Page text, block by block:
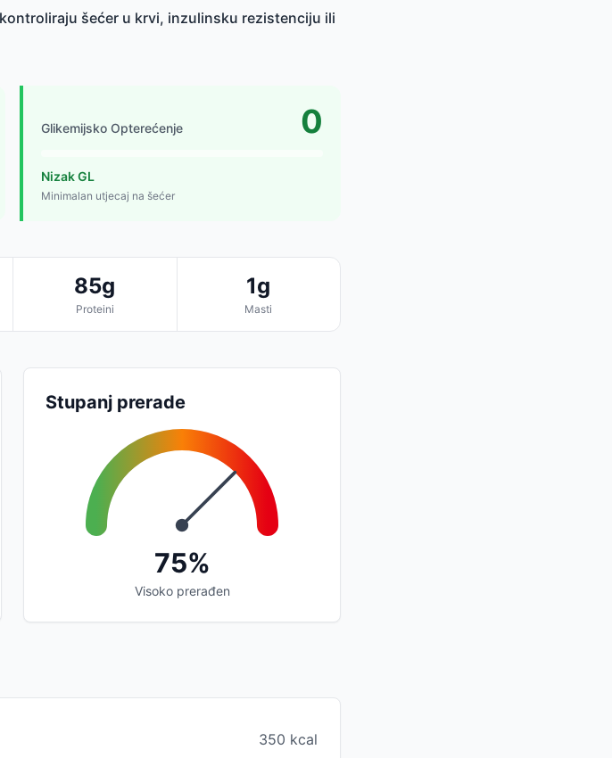
šećer u krvi, inzulinsku rezistenciju ili
Glikemijsko Opterećenje 0
Nizak GL
Minimalan utjecaj na šećer
85g
Proteini
1g
Masti
Stupanj prerade
75%
Visoko prerađen
350 kcal